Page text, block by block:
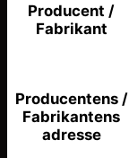
Producent /
Fabrikant
Producentens /
Fabrikantens
adresse